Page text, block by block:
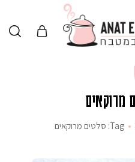
Tag: סלטים מרוקאים